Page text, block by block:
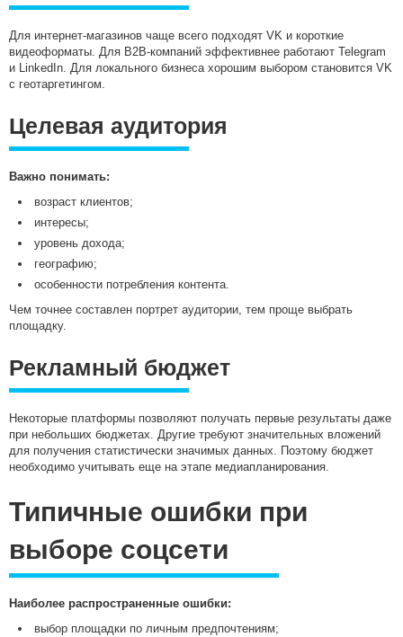
Для интернет-магазинов чаще всего подходят VK и короткие
видеоформаты. Для B2B-компаний эффективнее работают Telegram
и LinkedIn. Для локального бизнеса хорошим выбором становится VK
с геотаргетингом.
Целевая аудитория
Важно понимать:
возраст клиентов;
интересы;
уровень дохода;
географию;
особенности потребления контента.
Чем точнее составлен портрет аудитории, тем проще выбрать
площадку.
Рекламный бюджет
Некоторые платформы позволяют получать первые результаты даже
при небольших бюджетах. Другие требуют значительных вложений
для получения статистически значимых данных. Поэтому бюджет
необходимо учитывать еще на этапе медиапланирования.
Типичные ошибки при
выборе соцсети
Наиболее распространенные ошибки:
выбор площадки по личным предпочтениям;